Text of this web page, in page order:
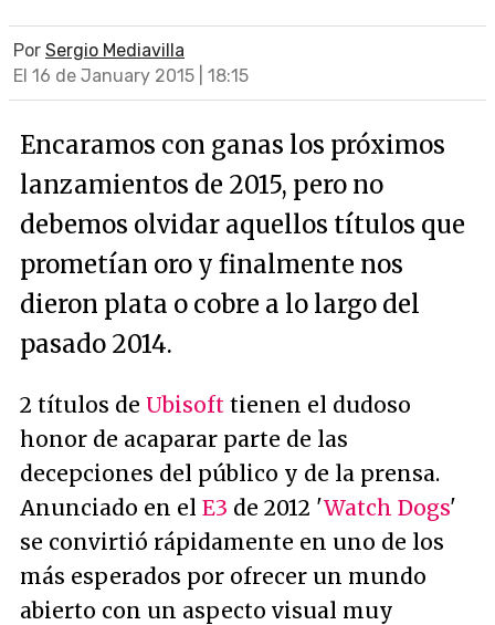
Por Sergio Mediavilla
El 16 de January 2015 | 18:15
Encaramos con ganas los próximos
lanzamientos de 2015, pero no
debemos olvidar aquellos títulos que
prometían oro y finalmente nos
dieron plata o cobre a lo largo del
pasado 2014.
2 títulos de Ubisoft tienen el dudoso
honor de acaparar parte de las
decepciones del público y de la prensa.
Anunciado en el E3 de 2012 'Watch Dogs'
se convirtió rápidamente en uno de los
más esperados por ofrecer un mundo
abierto con un aspecto visual muy